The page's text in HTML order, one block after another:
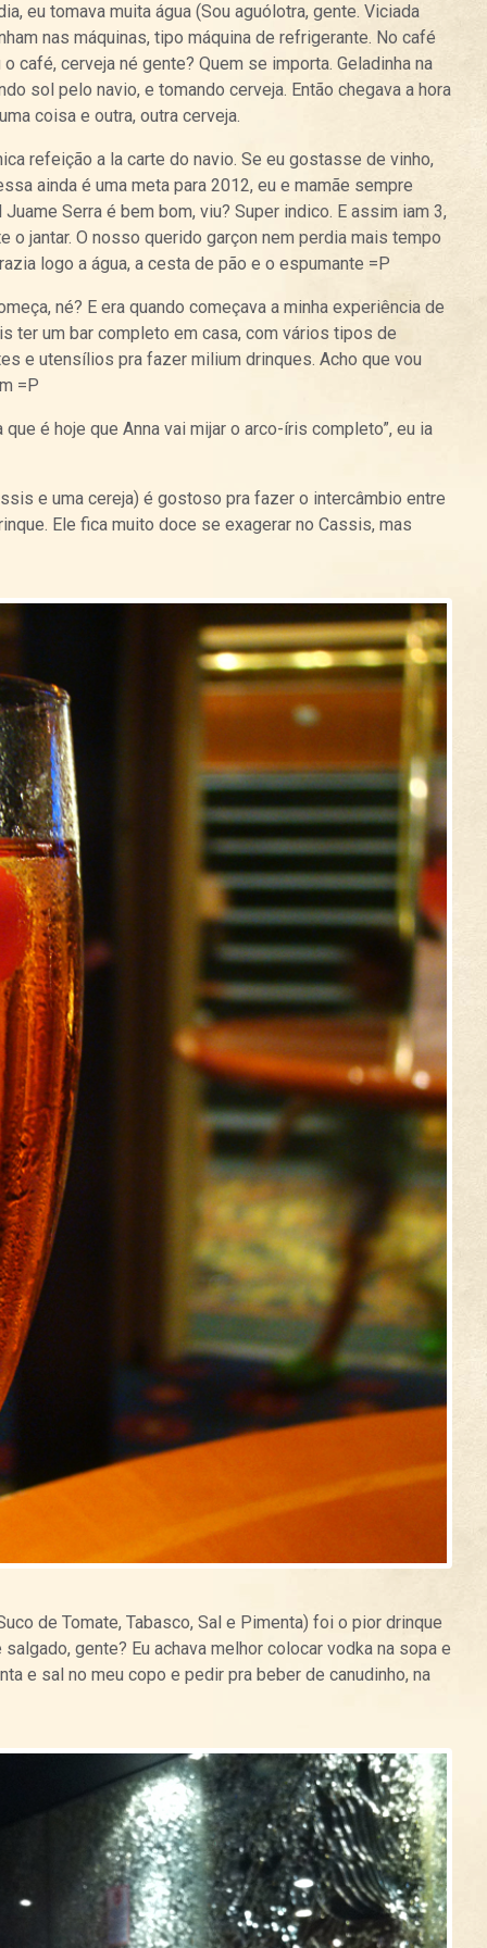
eu tomava muita água (Sou aguólotra, gente. Viciada
nas máquinas, tipo máquina de refrigerante. No café
café, cerveja né gente? Quem se importa. Geladinha na
sol pelo navio, e tomando cerveja. Então chegava a hora
coisa e outra, outra cerveja.
refeição a la carte do navio. Se eu gostasse de vinho,
ainda é uma meta para 2012, eu e mamãe sempre
Serra é bem bom, viu? Super indico. E assim iam 3,
o jantar. O nosso querido garçon nem perdia mais tempo
logo a água, a cesta de pão e o espumante =P
né? E era quando começava a minha experiência de
ter um bar completo em casa, com vários tipos de
e utensílios pra fazer milium drinques. Acho que vou
=P
é hoje que Anna vai mijar o arco-íris completo”, eu ia
e uma cereja) é gostoso pra fazer o intercâmbio entre
Ele fica muito doce se exagerar no Cassis, mas
de Tomate, Tabasco, Sal e Pimenta) foi o pior drinque
gente? Eu achava melhor colocar vodka na sopa e
e sal no meu copo e pedir pra beber de canudinho, na